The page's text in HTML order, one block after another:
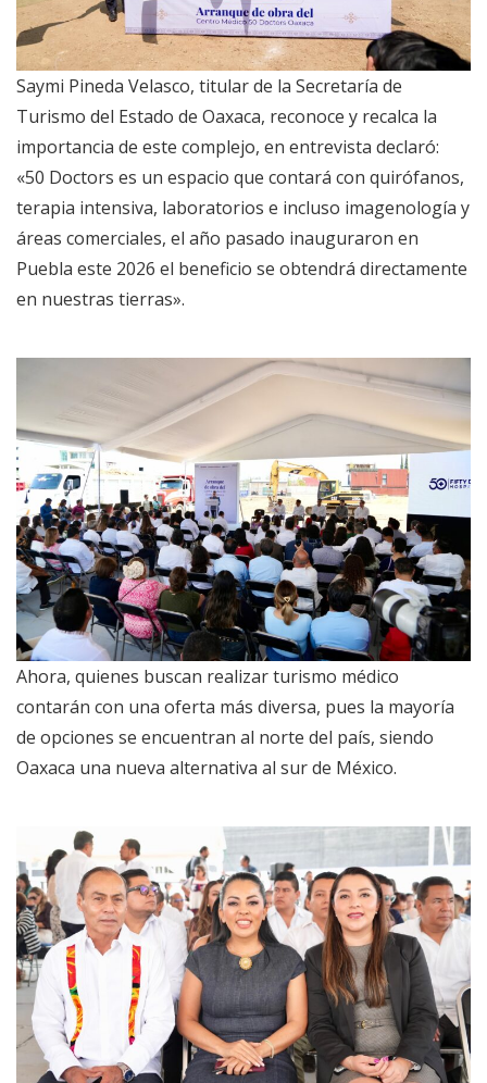
Saymi Pineda Velasco, titular de la Secretaría de
Turismo del Estado de Oaxaca, reconoce y recalca la
importancia de este complejo, en entrevista declaró:
«50 Doctors es un espacio que contará con quirófanos,
terapia intensiva, laboratorios e incluso imagenología y
áreas comerciales, el año pasado inauguraron en
Puebla este 2026 el beneficio se obtendrá directamente
en nuestras tierras».
Ahora, quienes buscan realizar turismo médico
contarán con una oferta más diversa, pues la mayoría
de opciones se encuentran al norte del país, siendo
Oaxaca una nueva alternativa al sur de México.